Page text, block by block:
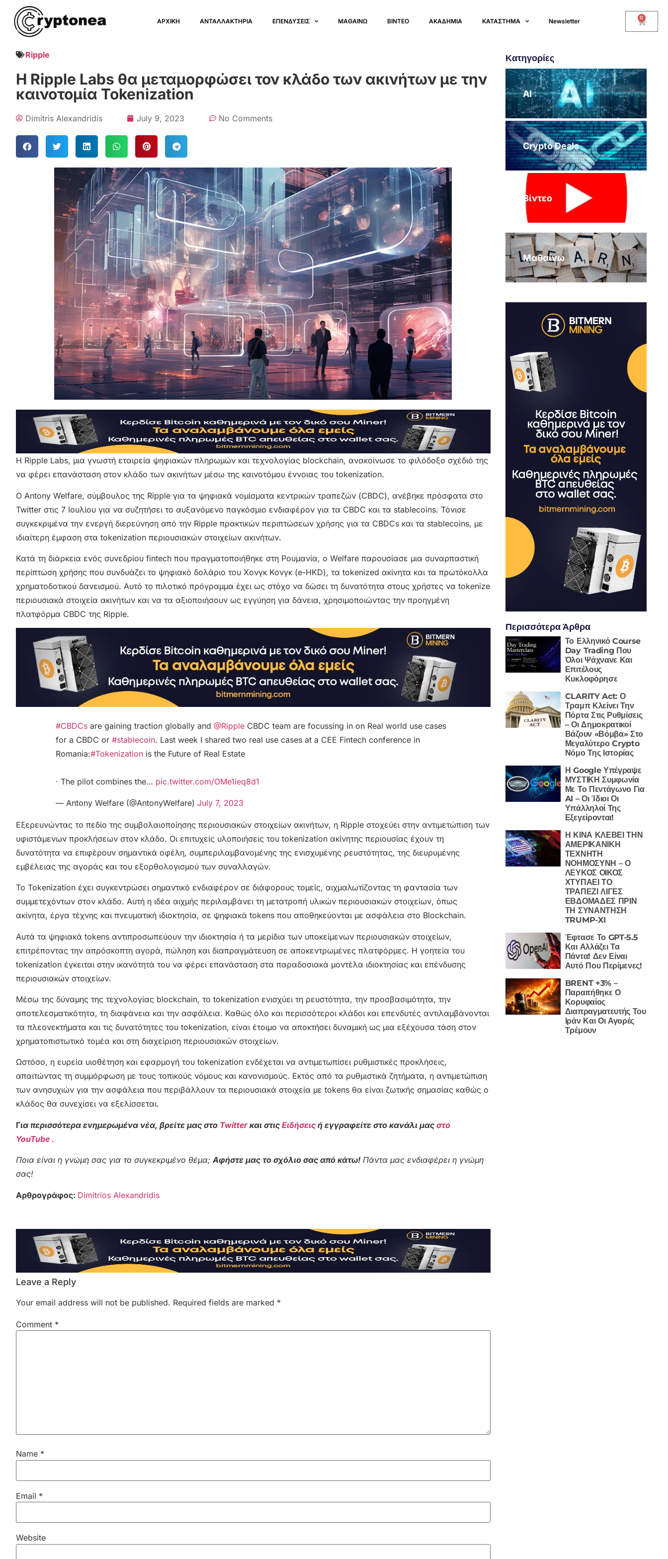
ΑΡΧΙΚΗ ΑΝΤΑΛΛΑΚΤΗΡΙΑ ΕΠΕΝΔΥΣΕΙΣ ΜΑΘΑΙΝΩ ΒΙΝΤΕΟ ΑΚΑΔΗΜΙΑ ΚΑΤΑΣΤΗΜΑ Newsletter 0
Ripple
Η Ripple Labs θα μεταμορφώσει τον κλάδο των ακινήτων με την
καινοτομία Tokenization
Dimitris Alexandridis July 9, 2023 No Comments
Η Ripple Labs, μια γνωστή εταιρεία ψηφιακών πληρωμών και τεχνολογίας blockchain, ανακοίνωσε το φιλόδοξο σχέδιό της
να φέρει επανάσταση στον κλάδο των ακινήτων μέσω της καινοτόμου έννοιας του tokenization.
Ο Antony Welfare, σύμβουλος της Ripple για τα ψηφιακά νομίσματα κεντρικών τραπεζών (CBDC), ανέβηκε πρόσφατα στο
Twitter στις 7 Ιουλίου για να συζητήσει το αυξανόμενο παγκόσμιο ενδιαφέρον για τα CBDC και τα stablecoins. Τόνισε
συγκεκριμένα την ενεργή διερεύνηση από την Ripple πρακτικών περιπτώσεων χρήσης για τα CBDCs και τα stablecoins, με
ιδιαίτερη έμφαση στα tokenization περιουσιακών στοιχείων ακινήτων.
Κατά τη διάρκεια ενός συνεδρίου fintech που πραγματοποιήθηκε στη Ρουμανία, ο Welfare παρουσίασε μια συναρπαστική
περίπτωση χρήσης που συνδυάζει το ψηφιακό δολάριο του Χονγκ Κονγκ (e-HKD), τα tokenized ακίνητα και τα πρωτόκολλα
χρηματοδοτικού δανεισμού. Αυτό το πιλοτικό πρόγραμμα έχει ως στόχο να δώσει τη δυνατότητα στους χρήστες να tokenize
περιουσιακά στοιχεία ακινήτων και να τα αξιοποιήσουν ως εγγύηση για δάνεια, χρησιμοποιώντας την προηγμένη
πλατφόρμα CBDC της Ripple.
#CBDCs are gaining traction globally and @Ripple CBDC team are focussing in on Real world use cases
for a CBDC or #stablecoin. Last week I shared two real use cases at a CEE Fintech conference in
Romania:#Tokenization is the Future of Real Estate
· The pilot combines the… pic.twitter.com/OMe1ieq8d1
— Antony Welfare (@AntonyWelfare) July 7, 2023
Εξερευνώντας το πεδίο της συμβολαιοποίησης περιουσιακών στοιχείων ακινήτων, η Ripple στοχεύει στην αντιμετώπιση των
υφιστάμενων προκλήσεων στον κλάδο. Οι επιτυχείς υλοποιήσεις του tokenization ακίνητης περιουσίας έχουν τη
δυνατότητα να επιφέρουν σημαντικά οφέλη, συμπεριλαμβανομένης της ενισχυμένης ρευστότητας, της διευρυμένης
εμβέλειας της αγοράς και του εξορθολογισμού των συναλλαγών.
Το Tokenization έχει συγκεντρώσει σημαντικό ενδιαφέρον σε διάφορους τομείς, αιχμαλωτίζοντας τη φαντασία των
συμμετεχόντων στον κλάδο. Αυτή η ιδέα αιχμής περιλαμβάνει τη μετατροπή υλικών περιουσιακών στοιχείων, όπως
ακίνητα, έργα τέχνης και πνευματική ιδιοκτησία, σε ψηφιακά tokens που αποθηκεύονται με ασφάλεια στο Blockchain.
Αυτά τα ψηφιακά tokens αντιπροσωπεύουν την ιδιοκτησία ή τα μερίδια των υποκείμενων περιουσιακών στοιχείων,
επιτρέποντας την απρόσκοπτη αγορά, πώληση και διαπραγμάτευση σε αποκεντρωμένες πλατφόρμες. Η γοητεία του
tokenization έγκειται στην ικανότητά του να φέρει επανάσταση στα παραδοσιακά μοντέλα ιδιοκτησίας και επένδυσης
περιουσιακών στοιχείων.
Μέσω της δύναμης της τεχνολογίας blockchain, το tokenization ενισχύει τη ρευστότητα, την προσβασιμότητα, την
αποτελεσματικότητα, τη διαφάνεια και την ασφάλεια. Καθώς όλο και περισσότεροι κλάδοι και επενδυτές αντιλαμβάνονται
τα πλεονεκτήματα και τις δυνατότητες του tokenization, είναι έτοιμο να αποκτήσει δυναμική ως μια εξέχουσα τάση στον
χρηματοπιστωτικό τομέα και στη διαχείριση περιουσιακών στοιχείων.
Ωστόσο, η ευρεία υιοθέτηση και εφαρμογή του tokenization ενδέχεται να αντιμετωπίσει ρυθμιστικές προκλήσεις,
απαιτώντας τη συμμόρφωση με τους τοπικούς νόμους και κανονισμούς. Εκτός από τα ρυθμιστικά ζητήματα, η αντιμετώπιση
των ανησυχιών για την ασφάλεια που περιβάλλουν τα περιουσιακά στοιχεία με tokens θα είναι ζωτικής σημασίας καθώς ο
κλάδος θα συνεχίσει να εξελίσσεται.
Για περισσότερα ενημερωμένα νέα, βρείτε μας στο Twitter και στις Ειδήσεις ή εγγραφείτε στο κανάλι μας στο
YouTube .
Ποια είναι η γνώμη σας για το συγκεκριμένο θέμα;Αφήστε μας το σχόλιο σας από κάτω! Πάντα μας ενδιαφέρει η γνώμη
σας!
Αρθρογράφος: Dimitrios Alexandridis
Leave a Reply
Your email address will not be published. Required fields are marked *
Comment *
Name *
Email *
Website
Κατηγορίες
AI
Crypto Deals
Βίντεο
Μαθαίνω
Περισσότερα Άρθρα
Το Ελληνικό Course
Day Trading Που
Όλοι Ψάχνανε Και
Επιτέλους
Κυκλοφόρησε
CLARITY Act: Ο
Τραμπ Κλείνει Την
Πόρτα Στις Ρυθμίσεις
– Οι Δημοκρατικοί
Βάζουν «Βόμβα» Στο
Μεγαλύτερο Crypto
Νόμο Της Ιστορίας
Η Google Υπέγραψε
ΜΥΣΤΙΚΗ Συμφωνία
Με Το Πεντάγωνο Για
AI – Οι Ίδιοι Οι
Υπάλληλοί Της
Εξεγείρονται!
Η ΚΙΝΑ ΚΛΕΒΕΙ ΤΗΝ
ΑΜΕΡΙΚΑΝΙΚΗ
ΤΕΧΝΗΤΗ
ΝΟΗΜΟΣΥΝΗ – Ο
ΛΕΥΚΟΣ ΟΙΚΟΣ
ΧΤΥΠΑΕΙ ΤΟ
ΤΡΑΠΕΖΙ ΛΙΓΕΣ
ΕΒΔΟΜΑΔΕΣ ΠΡΙΝ
ΤΗ ΣΥΝΑΝΤΗΣΗ
TRUMP-XI
Έφτασε Το GPT-5.5
Και Αλλάζει Τα
Πάντα! Δεν Είναι
Αυτό Που Περίμενες!
BRENT +3% –
Παραιτήθηκε Ο
Κορυφαίος
Διαπραγματευτής Του
Ιράν Και Οι Αγορές
Τρέμουν